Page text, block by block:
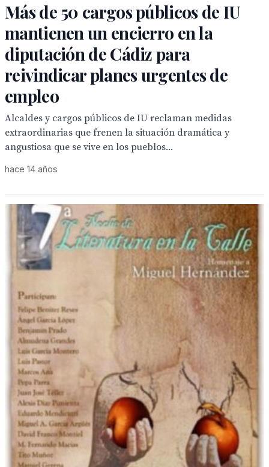
Más de 50 cargos públicos de IU
mantienen un encierro en la
diputación de Cádiz para
reivindicar planes urgentes de
empleo
Alcaldes y cargos públicos de IU reclaman medidas
extraordinarias que frenen la situación dramática y
angustiosa que se vive en los pueblos...
hace 14 años